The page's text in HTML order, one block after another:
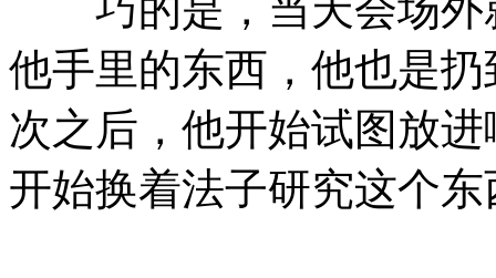
巧的是，当天会场外
他手里的东西，他也是
次之后，他开始试图放
开始换着法子研究这个东